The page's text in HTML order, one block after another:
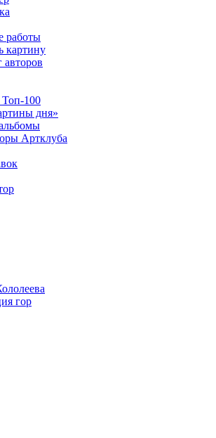
работы
картину
авторов
100
дня»
Артклуба
гор